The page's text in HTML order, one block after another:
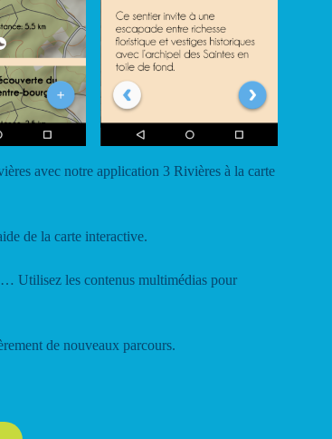
avec notre application 3 Rivières à la carte
de la carte interactive.
Utilisez les contenus multimédias pour
de nouveaux parcours.